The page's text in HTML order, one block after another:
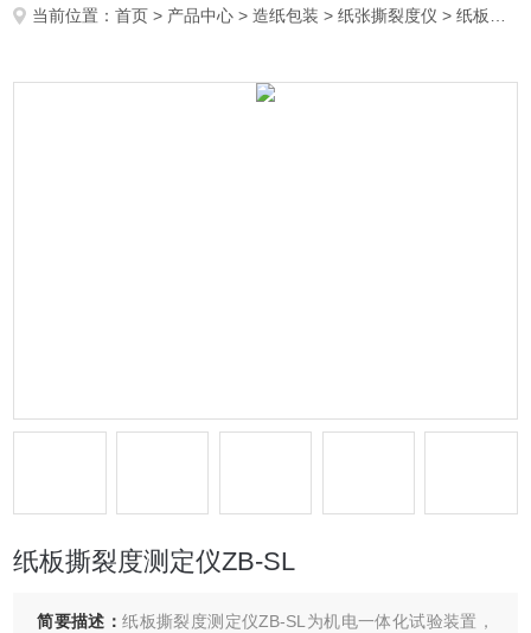
当前位置：首页 > 产品中心 >造纸包装 >纸张撕裂度仪 > 纸板撕裂度测定仪ZB-SL
纸板撕裂度测定仪ZB-SL
简要描述：纸板撕裂度测定仪ZB-SL为机电一体化试验装置，